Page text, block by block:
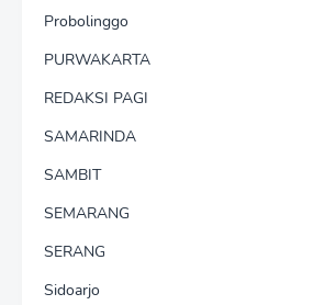
Probolinggo
PURWAKARTA
REDAKSI PAGI
SAMARINDA
SAMBIT
SEMARANG
SERANG
Sidoarjo